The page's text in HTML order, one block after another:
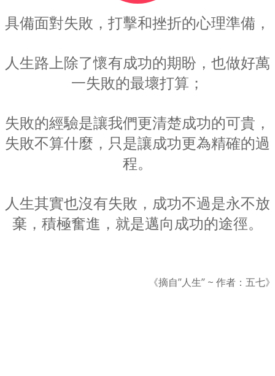
具備面對失敗，打擊和挫折的心理準備，
人生路上除了懷有成功的期盼，也做好萬
一失敗的最壞打算；
失敗的經驗是讓我們更清楚成功的可貴，
失敗不算什麼，只是讓成功更為精確的過
程。
人生其實也沒有失敗，成功不過是永不放
棄，積極奮進，就是邁向成功的途徑。
《摘自’’人生’’ ~ 作者：五七》